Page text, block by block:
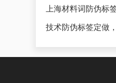
上海材料词防伪标
技术防伪标签定做